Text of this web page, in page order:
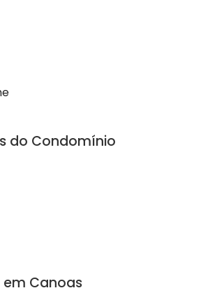
do Condomínio
em Canoas